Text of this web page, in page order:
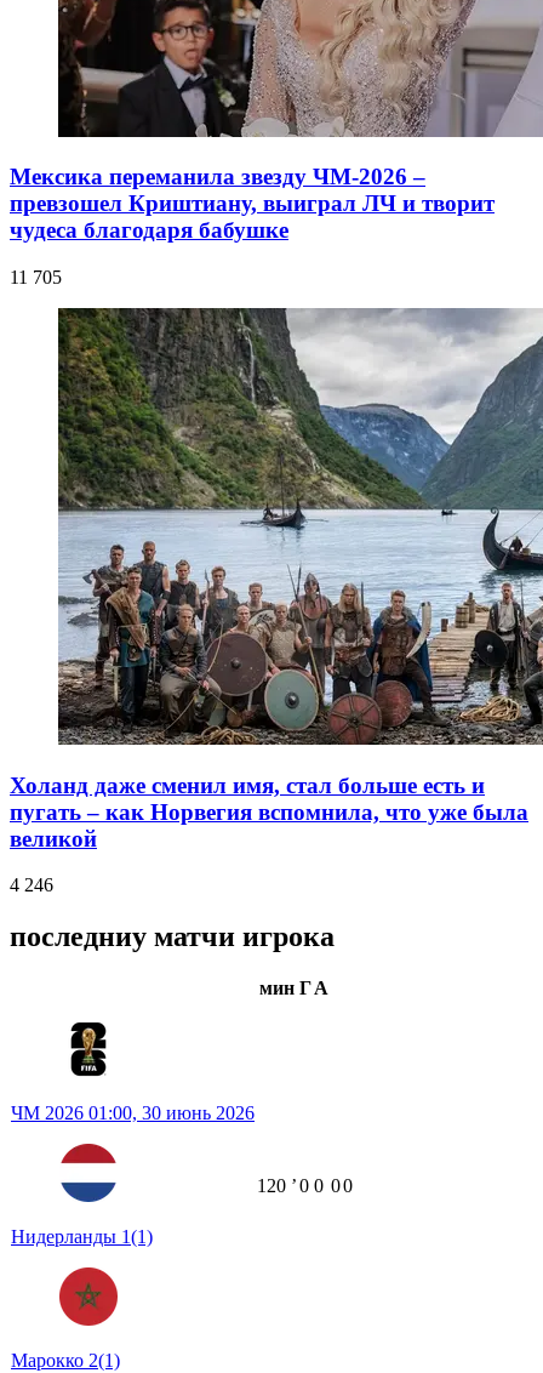
Мексика переманила звезду ЧМ-2026 –
превзошел Криштиану, выиграл ЛЧ и творит
чудеса благодаря бабушке
11 705
Холанд даже сменил имя, стал больше есть и
пугать – как Норвегия вспомнила, что уже была
великой
4 246
последниу матчи игрока
мин ГА
ЧМ 2026 01:00, 30 июнь 2026
Нидерланды 1(1)
Марокко 2(1)
120 ʼ0 0 00